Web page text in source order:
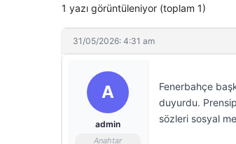
1 yazı görüntüleniyor (toplam 1)
31/05/2026: 4:31 am
A
admin
Anahtar
Fenerbahçe
duyurdu. Prensip
sözleri sosyal